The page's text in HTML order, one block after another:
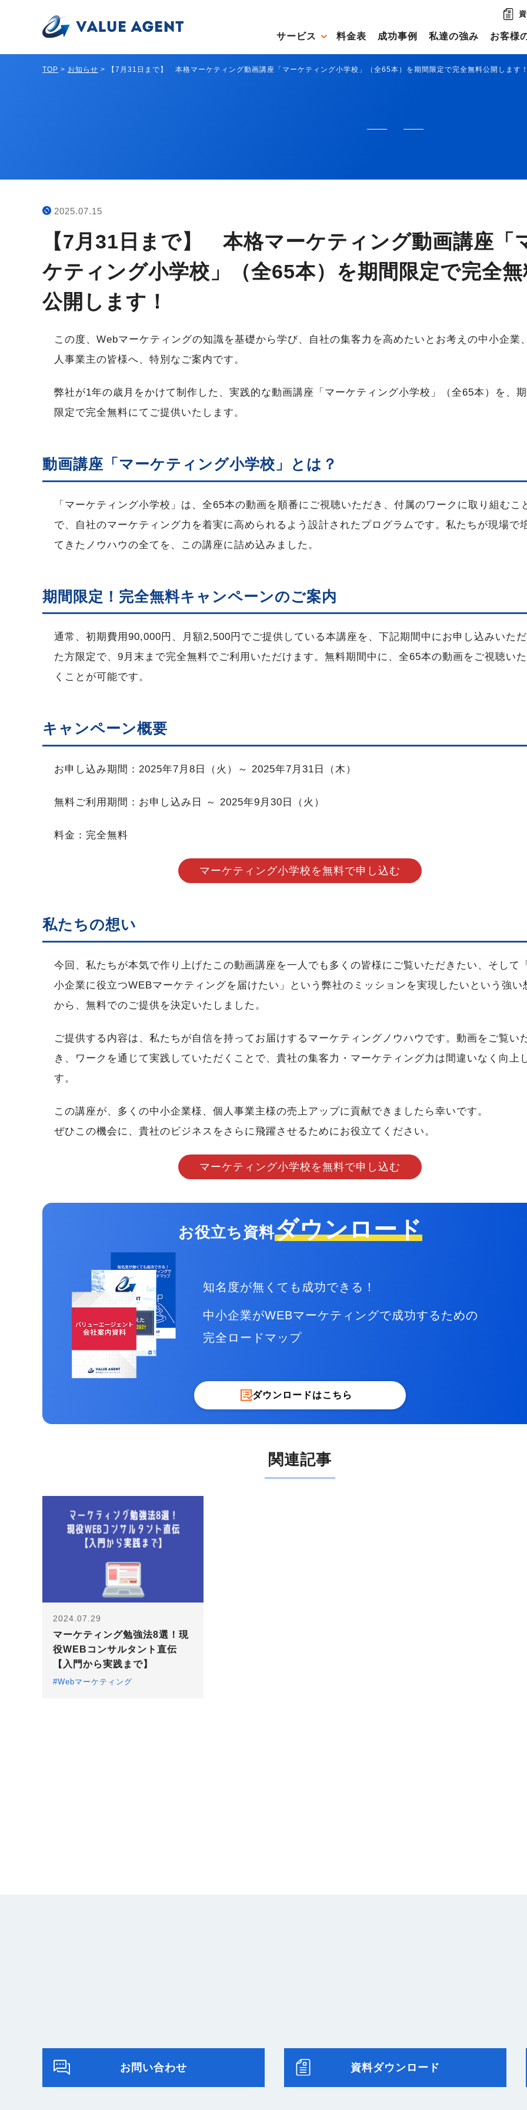
サービス 料金表 成功事例 私達の強み お客様
TOP > お知らせ > 【7月31日まで】 本格マーケティング動画講座「マーケティング小学校」（全65本）を期間限定で完全無料公開します
2025.07.15
【7月31日まで】 本格マーケティング動画講座「
ケティング小学校」（全65本）を期間限定で完全
公開します！
この度、Webマーケティングの知識を基礎から学び、自社の集客力を高めたいとお考えの中小企業
人事業主の皆様へ、特別なご案内です。
弊社が1年の歳月をかけて制作した、実践的な動画講座「マーケティング小学校」（全65本）を、
限定で完全無料にてご提供いたします。
動画講座「マーケティング小学校」とは？
「マーケティング小学校」は、全65本の動画を順番にご視聴いただき、付属のワークに取り組むこ
で、自社のマーケティング力を着実に高められるよう設計されたプログラムです。私たちが現場で
てきたノウハウの全てを、この講座に詰め込みました。
期間限定！完全無料キャンペーンのご案内
通常、初期費用90,000円、月額2,500円でご提供している本講座を、下記期間中にお申し込みいた
た方限定で、9月末まで完全無料でご利用いただけます。無料期間中に、全65本の動画をご視聴い
くことが可能です。
キャンペーン概要
お申し込み期間：2025年7月8日（火）～ 2025年7月31日（木）
無料ご利用期間：お申し込み日 ～ 2025年9月30日（火）
料金：完全無料
マーケティング小学校を無料で申し込む
私たちの想い
今回、私たちが本気で作り上げたこの動画講座を一人でも多くの皆様にご覧いただきたい、そして
小企業に役立つWEBマーケティングを届けたい」という弊社のミッションを実現したいという強い
から、無料でのご提供を決定いたしました。
ご提供する内容は、私たちが自信を持ってお届けするマーケティングノウハウです。動画をご覧い
き、ワークを通じて実践していただくことで、貴社の集客力・マーケティング力は間違いなく向上
す。
この講座が、多くの中小企業様、個人事業主様の売上アップに貢献できましたら幸いです。
ぜひこの機会に、貴社のビジネスをさらに飛躍させるためにお役立てください。
マーケティング小学校を無料で申し込む
お役立ち資料ダウンロード
知名度が無くても成功できる！
中小企業がWEBマーケティングで成功するための
完全ロードマップ
ダウンロードはこちら
関連記事
2024.07.29
マーケティング勉強法8選！現
役WEBコンサルタント直伝
【入門から実践まで】
#Webマーケティング
お問い合わせ 資料ダウンロード